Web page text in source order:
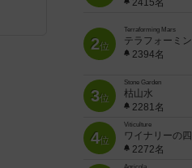
2415名
2位
Terraforming Mars
テラフォーミ
2394名
3位
Stone Garden
枯山水
2281名
4位
Viticulture
ワイナリーの
2272名